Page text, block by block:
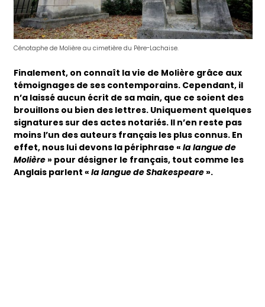
Cénotaphe de Molière au cimetière du Père-Lachaise.
Finalement, on connaît la vie de Molière grâce aux
témoignages de ses contemporains. Cependant, il
n’a laissé aucun écrit de sa main, que ce soient des
brouillons ou bien des lettres. Uniquement quelques
signatures sur des actes notariés. Il n’en reste pas
moins l’un des auteurs français les plus connus. En
effet, nous lui devons la périphrase «la langue de
Molière » pour désigner le français, tout comme les
Anglais parlent «la langue de Shakespeare ».